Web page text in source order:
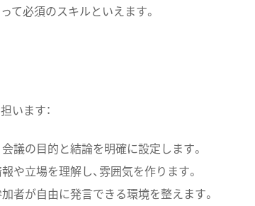
て必須のスキルといえます。
います：
議の目的と結論を明確に設定します。
や立場を理解し、雰囲気を作ります。
者が自由に発言できる環境を整えます。